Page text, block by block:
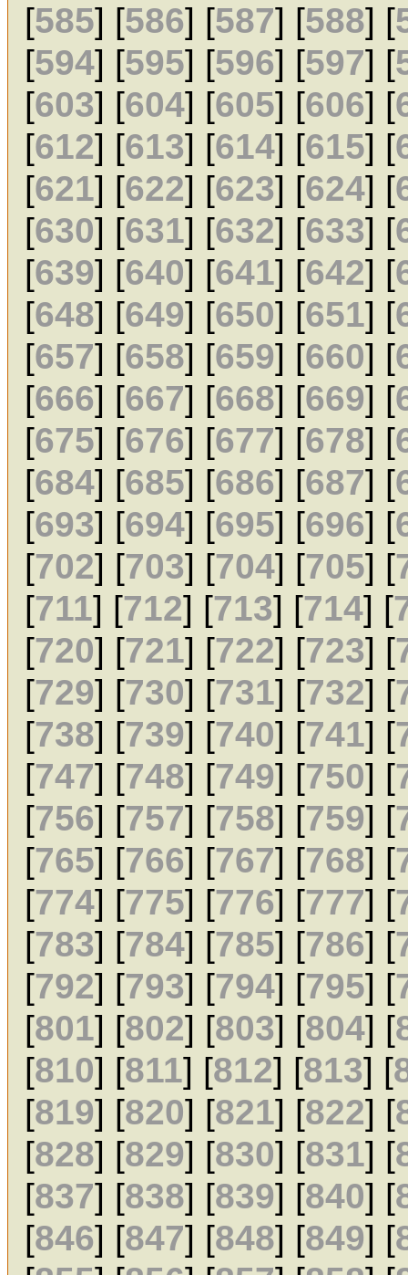
[585] [586] [587] [588] [
[594] [595] [596] [597] [
[603] [604] [605] [606] [
[612] [613] [614] [615] [
[621] [622] [623] [624] [
[630] [631] [632] [633] [
[639] [640] [641] [642] [
[648] [649] [650] [651] [
[657] [658] [659] [660] [
[666] [667] [668] [669] [
[675] [676] [677] [678] [
[684] [685] [686] [687] [
[693] [694] [695] [696] [
[702] [703] [704] [705] [
[711] [712] [713] [714] [
[720] [721] [722] [723] [
[729] [730] [731] [732] [
[738] [739] [740] [741] [
[747] [748] [749] [750] [
[756] [757] [758] [759] [
[765] [766] [767] [768] [
[774] [775] [776] [777] [
[783] [784] [785] [786] [
[792] [793] [794] [795] [
[801] [802] [803] [804] [
[810] [811] [812] [813] [
[819] [820] [821] [822] [
[828] [829] [830] [831] [
[837] [838] [839] [840] [
[846] [847] [848] [849] [